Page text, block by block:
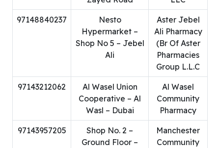
Aster Jebel
Ali Pharmacy
(Br Of Aster
Pharmacies
Group L.L.C
Nesto
Hypermarket –
Shop No 5 – Jebel
Ali
97148840237
Al Wasel
Community
Pharmacy
Al Wasel Union
Cooperative – Al
Wasl – Dubai
97143212062
Manchester
Community
Shop No. 2 –
Ground Floor –
97143957205